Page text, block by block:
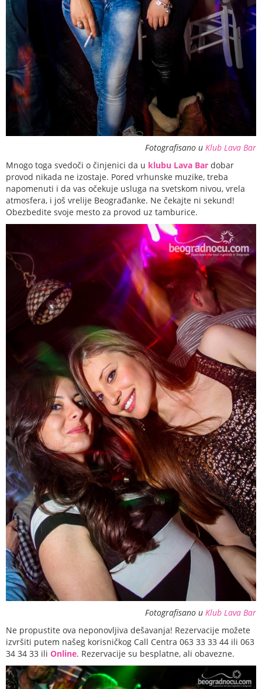
Fotografisano u Klub Lava Bar
Mnogo toga svedoči o činjenici da u klubu Lava Bar dobar
provod nikada ne izostaje. Pored vrhunske muzike, treba
napomenuti i da vas očekuje usluga na svetskom nivou, vrela
atmosfera, i još vrelije Beograđanke. Ne čekajte ni sekund!
Obezbedite svoje mesto za provod uz tamburice.
Fotografisano u Klub Lava Bar
Ne propustite ova neponovljiva dešavanja! Rezervacije možete
izvršiti putem našeg korisničkog Call Centra 063 33 33 44 ili 063
34 34 33 ili Online. Rezervacije su besplatne, ali obavezne.